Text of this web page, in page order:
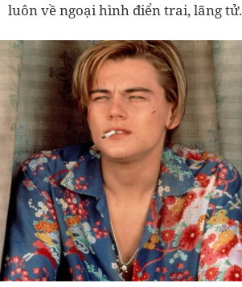
luôn về ngoại hình điển trai, lãng tử.